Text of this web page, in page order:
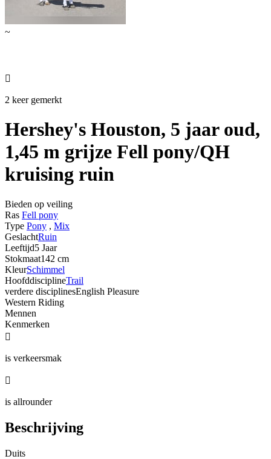
~

2 keer gemerkt
Hershey's Houston, 5 jaar oud,
1,45 m grijze Fell pony/QH
kruising ruin
Bieden op veiling
Ras Fell pony
Type Pony , Mix
GeslachtRuin
Leeftijd5 Jaar
Stokmaat142 cm
KleurSchimmel
HoofddisciplineTrail
verdere disciplinesEnglish Pleasure
Western Riding
Mennen
Kenmerken

is verkeersmak

is allrounder
Beschrijving
Duits